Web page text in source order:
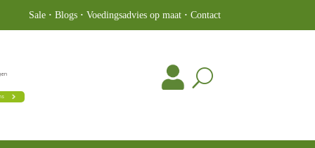
Sale· Blogs· Voedingsadvies op maat· Contact